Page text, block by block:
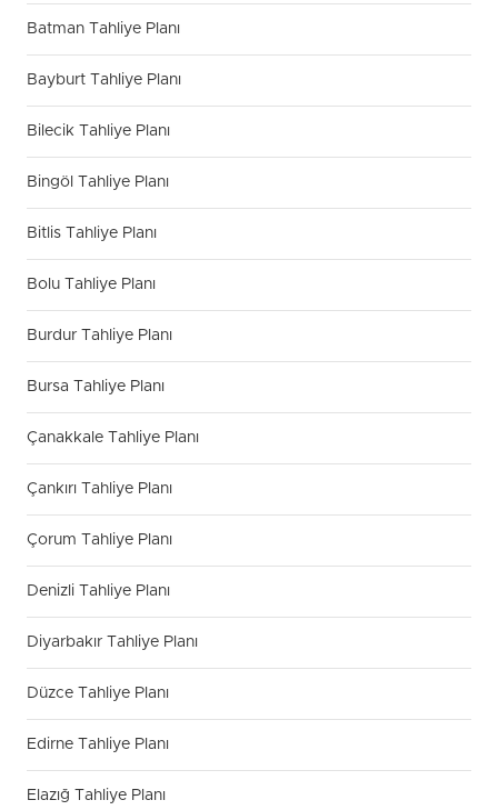
Batman Tahliye Planı
Bayburt Tahliye Planı
Bilecik Tahliye Planı
Bingöl Tahliye Planı
Bitlis Tahliye Planı
Bolu Tahliye Planı
Burdur Tahliye Planı
Bursa Tahliye Planı
Çanakkale Tahliye Planı
Çankırı Tahliye Planı
Çorum Tahliye Planı
Denizli Tahliye Planı
Diyarbakır Tahliye Planı
Düzce Tahliye Planı
Edirne Tahliye Planı
Elazığ Tahliye Planı